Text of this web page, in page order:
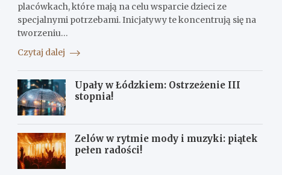
placówkach, które mają na celu wsparcie dzieci ze
specjalnymi potrzebami. Inicjatywy te koncentrują się na
tworzeniu…
Czytaj dalej
Upały w Łódzkiem: Ostrzeżenie III
stopnia!
Zelów w rytmie mody i muzyki: piątek
pełen radości!